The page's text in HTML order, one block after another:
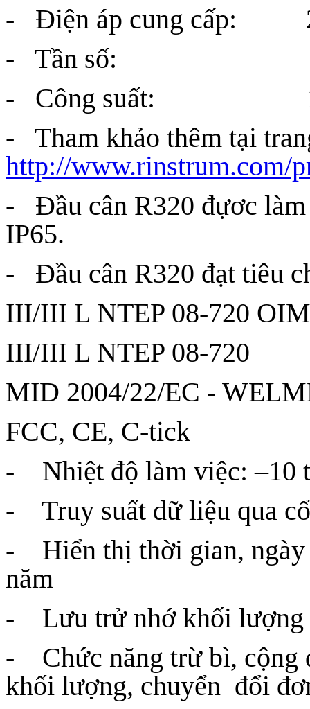
- Điện áp cung cấp:
- Tần số: 49 ~
- Công suất: 12
- Tham khảo thêm tại
http://www.rinstrum.com/
- Đầu cân R320 đựơc làm
IP65.
- Đầu cân R320 đạt tiêu
III/III L NTEP 08-720
III/III L NTEP 08-720
MID 2004/22/EC -
FCC, CE, C-tick
- Nhiệt độ làm việc: –10
- Truy suất dữ liệu qua
- Hiển thị thời gian, ngày
năm
- Lưu trử nhớ khối lượng
- Chức năng trừ bì, cộng
khối lượng, chuyển đổi